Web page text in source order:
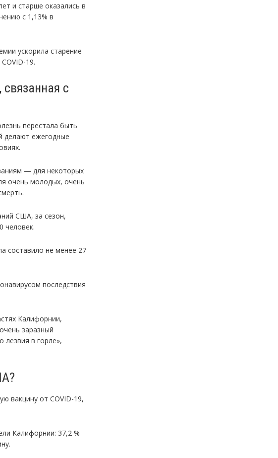
и старше оказались в
с 1,13% в
ускорила старение
19.
с
перестала быть
делают ежегодные
— для некоторых
очень молодых, очень
США, за сезон,
человек.
составило не менее 27
последствия
Калифорнии,
заразный
лезвия в горле»,
вакцину от COVID-19,
Калифорнии: 37,2 %